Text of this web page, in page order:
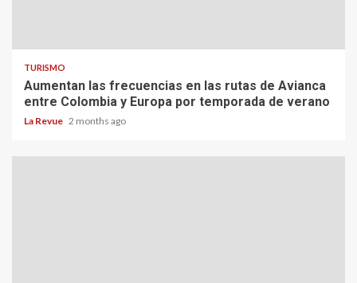
TURISMO
Aumentan las frecuencias en las rutas de Avianca
entre Colombia y Europa por temporada de verano
La Revue 2 months ago